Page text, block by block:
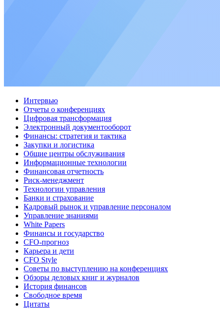
Интервью
Отчеты о конференциях
Цифровая трансформация
Электронный документооборот
Финансы: стратегия и тактика
Закупки и логистика
Общие центры обслуживания
Информационные технологии
Финансовая отчетность
Риск-менеджмент
Технологии управления
Банки и страхование
Кадровый рынок и управление персоналом
Управление знаниями
White Papers
Финансы и государство
CFO-прогноз
Карьера и дети
CFO Style
Советы по выступлению на конференциях
Обзоры деловых книг и журналов
История финансов
Свободное время
Цитаты